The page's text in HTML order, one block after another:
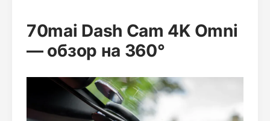
70mai Dash Cam 4K Omni
— обзор на 360°